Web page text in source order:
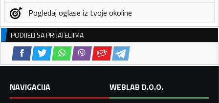
Pogledaj oglase iz tvoje okoline
PODIJELI SA PRIJATELJIMA
NAVIGACIJA
WEBLAB D.O.O.